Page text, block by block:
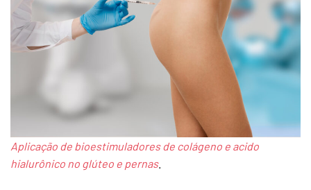
Aplicação de bioestimuladores de colágeno e acido
hialurônico no glúteo e pernas.